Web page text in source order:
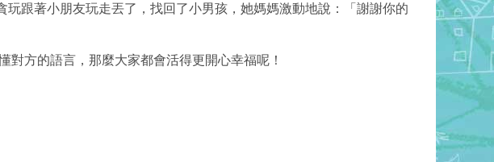
跟著小朋友玩走丟了，找回了小男孩，她媽媽激動地說：「謝謝你的
方的語言，那麼大家都會活得更開心幸福呢！